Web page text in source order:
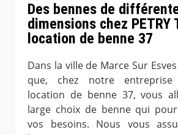
Des bennes de
dimensions chez PETRY
location de benne 37
Dans la ville de Marce Sur
que, chez notre entreprise
location de benne 37, vous
large choix de benne qui
vos besoins. Nous vous